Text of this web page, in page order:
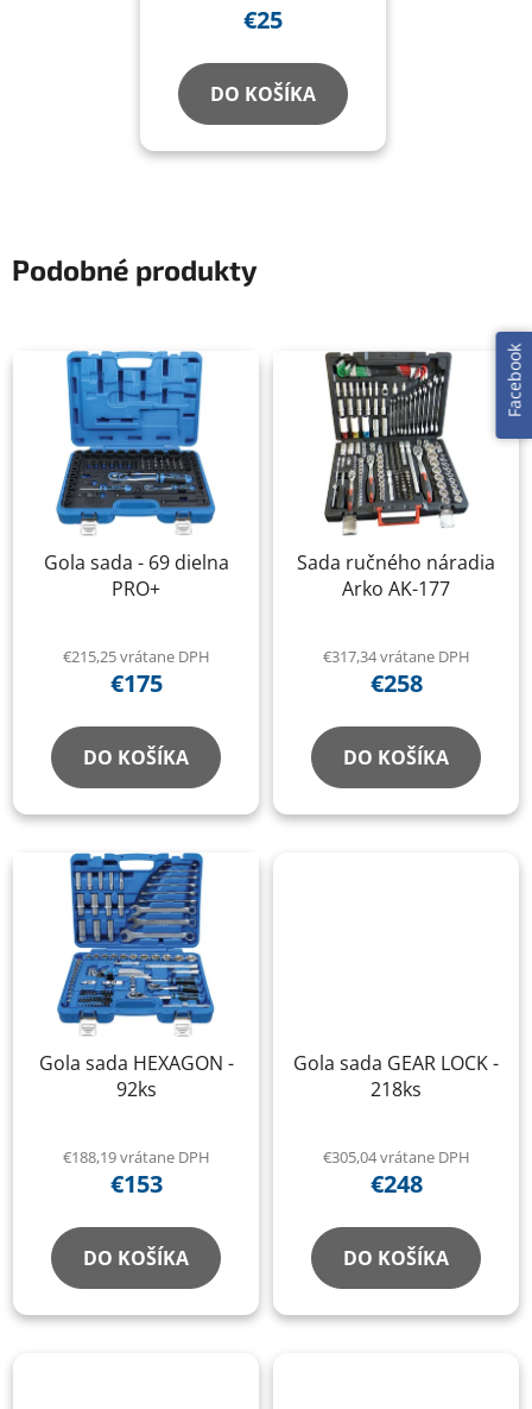
€25
DO KOŠÍKA
Podobné produkty
Gola sada - 69 dielna
PRO+
€215,25 vrátane DPH
€175
DO KOŠÍKA
Sada ručného náradia
Arko AK-177
€317,34 vrátane DPH
€258
DO KOŠÍKA
Gola sada HEXAGON -
92ks
€188,19 vrátane DPH
€153
DO KOŠÍKA
Gola sada GEAR LOCK -
218ks
€305,04 vrátane DPH
€248
DO KOŠÍKA
Facebook